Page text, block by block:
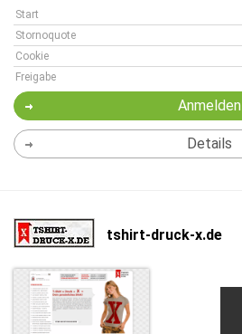
Start
Stornoquote
Cookie
Freigabe
Anmelden
Details
tshirt-druck-x.de